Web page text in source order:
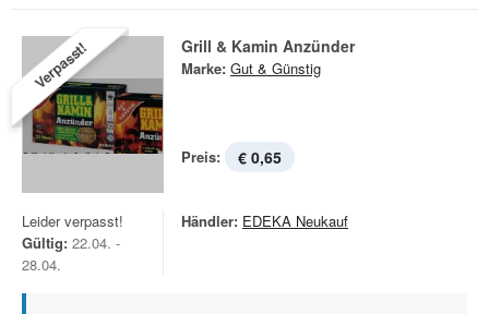
Verpasst! Grill & Kamin Anzünder
Marke: Gut & Günstig
Preis: € 0,65
Leider verpasst!
Gültig: 22.04. -
28.04.
Händler: EDEKA Neukauf